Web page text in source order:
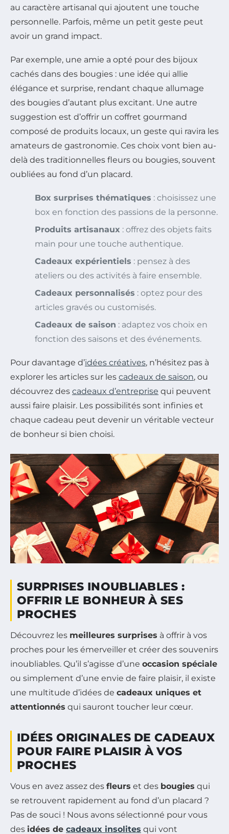
au caractère artisanal qui ajoutent une touche
personnelle. Parfois, même un petit geste peut
avoir un grand impact.
Par exemple, une amie a opté pour des bijoux
cachés dans des bougies : une idée qui allie
élégance et surprise, rendant chaque allumage
des bougies d’autant plus excitant. Une autre
suggestion est d’offrir un coffret gourmand
composé de produits locaux, un geste qui ravira les
amateurs de gastronomie. Ces choix vont bien au-
delà des traditionnelles fleurs ou bougies, souvent
oubliées au fond d’un placard.
Box surprises thématiques : choisissez une
box en fonction des passions de la personne.
Produits artisanaux : offrez des objets faits
main pour une touche authentique.
Cadeaux expérientiels : pensez à des
ateliers ou des activités à faire ensemble.
Cadeaux personnalisés : optez pour des
articles gravés ou customisés.
Cadeaux de saison : adaptez vos choix en
fonction des saisons et des événements.
Pour davantage d’idées créatives, n’hésitez pas à
explorer les articles sur les cadeaux de saison, ou
découvrez des cadeaux d’entreprise qui peuvent
aussi faire plaisir. Les possibilités sont infinies et
chaque cadeau peut devenir un véritable vecteur
de bonheur si bien choisi.
SURPRISES INOUBLIABLES :
OFFRIR LE BONHEUR À SES
PROCHES
Découvrez les meilleures surprises à offrir à vos
proches pour les émerveiller et créer des souvenirs
inoubliables. Qu’il s’agisse d’une occasion spéciale
ou simplement d’une envie de faire plaisir, il existe
une multitude d’idées de cadeaux uniques et
attentionnés qui sauront toucher leur cœur.
IDÉES ORIGINALES DE CADEAUX
POUR FAIRE PLAISIR À VOS
PROCHES
Vous en avez assez des fleurs et des bougies qui
se retrouvent rapidement au fond d’un placard ?
Pas de souci ! Nous avons sélectionné pour vous
des idées de cadeaux insolites qui vont